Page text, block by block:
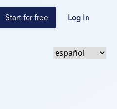
Start for free Log In